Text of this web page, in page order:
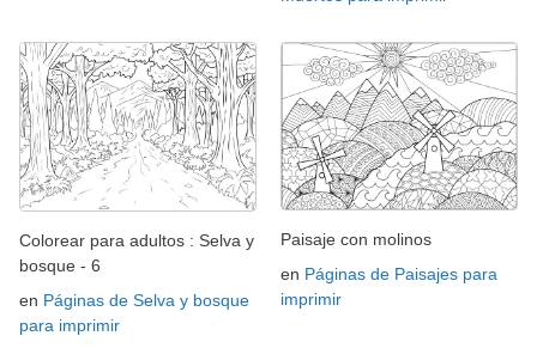
Colorear para adultos : Selva y
bosque - 6
en Páginas de Selva y bosque
para imprimir
Paisaje con molinos
en Páginas de Paisajes para
imprimir